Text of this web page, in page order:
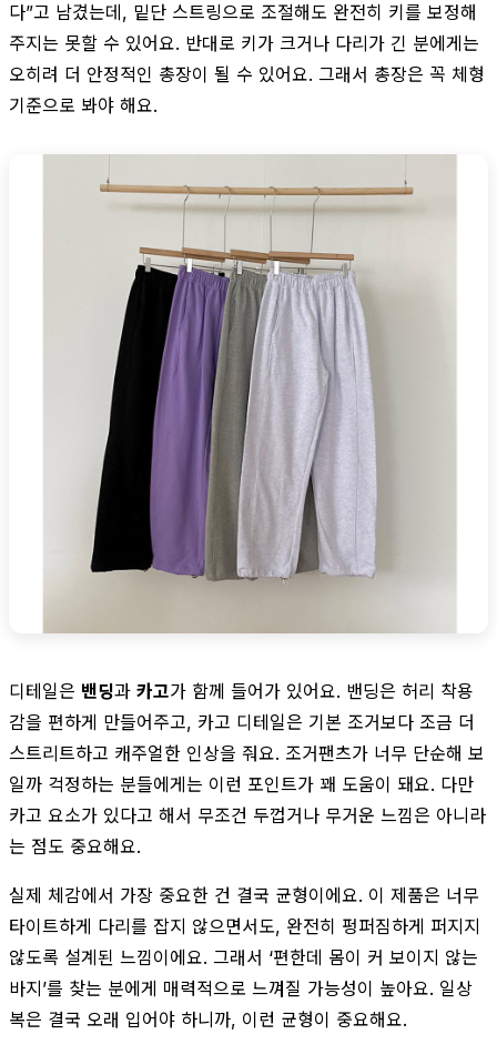
다”고 남겼는데, 밑단 스트링으로 조절해도 완전히 키를 보정해
주지는 못할 수 있어요. 반대로 키가 크거나 다리가 긴 분에게는
오히려 더 안정적인 총장이 될 수 있어요. 그래서 총장은 꼭 체형
기준으로 봐야 해요.
디테일은 밴딩과 카고가 함께 들어가 있어요. 밴딩은 허리 착용
감을 편하게 만들어주고, 카고 디테일은 기본 조거보다 조금 더
스트리트하고 캐주얼한 인상을 줘요. 조거팬츠가 너무 단순해 보
일까 걱정하는 분들에게는 이런 포인트가 꽤 도움이 돼요. 다만
카고 요소가 있다고 해서 무조건 두껍거나 무거운 느낌은 아니라
는 점도 중요해요.
실제 체감에서 가장 중요한 건 결국 균형이에요. 이 제품은 너무
타이트하게 다리를 잡지 않으면서도, 완전히 펑퍼짐하게 퍼지지
않도록 설계된 느낌이에요. 그래서 ‘편한데 몸이 커 보이지 않는
바지’를 찾는 분에게 매력적으로 느껴질 가능성이 높아요. 일상
복은 결국 오래 입어야 하니까, 이런 균형이 중요해요.